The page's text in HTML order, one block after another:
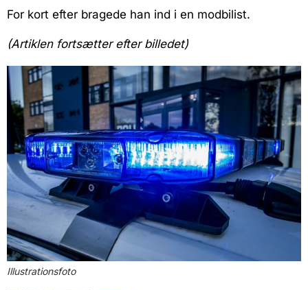
For kort efter bragede han ind i en modbilist.
(Artiklen fortsætter efter billedet)
Illustrationsfoto